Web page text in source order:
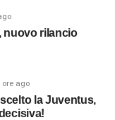
nuovo rilancio
ore ago
la Juventus,